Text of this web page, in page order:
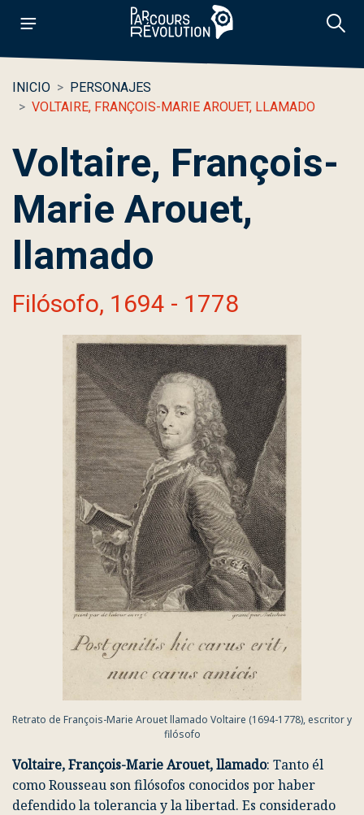
INICIO
PERSONAJES
VOLTAIRE, FRANÇOIS-MARIE AROUET, LLAMADO
Voltaire, François-
Marie Arouet,
llamado
Filósofo, 1694 - 1778
Retrato de François-Marie Arouet llamado Voltaire (1694-1778), escritor y
filósofo
Voltaire, François-Marie Arouet, llamado: Tanto él
como Rousseau son filósofos conocidos por haber
defendido la tolerancia y la libertad. Es considerado